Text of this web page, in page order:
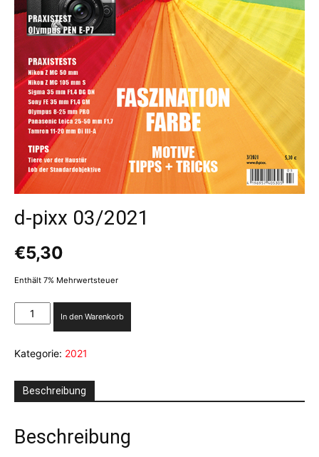
d-pixx 03/2021
€5,30
Enthält 7% Mehrwertsteuer
pixx
Menge
In den Warenkorb
Kategorie: 2021
Beschreibung
Beschreibung